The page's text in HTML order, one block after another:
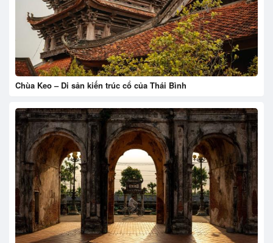
Chùa Keo – Di sản kiến trúc cổ của Thái Bình